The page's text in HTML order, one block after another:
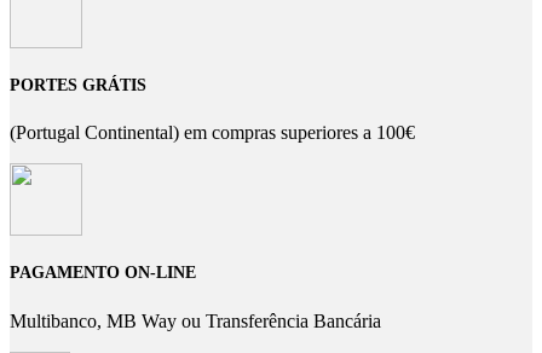
PORTES GRÁTIS
(Portugal Continental) em compras superiores a 100€
PAGAMENTO ON-LINE
Multibanco, MB Way ou Transferência Bancária